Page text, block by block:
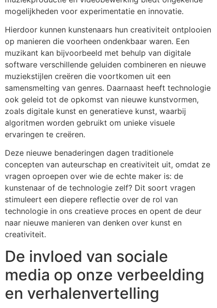
mogelijkheden voor experimentatie en innovatie.
Hierdoor kunnen kunstenaars hun creativiteit ontplooien
op manieren die voorheen ondenkbaar waren. Een
muzikant kan bijvoorbeeld met behulp van digitale
software verschillende geluiden combineren en nieuwe
muziekstijlen creëren die voortkomen uit een
samensmelting van genres. Daarnaast heeft technologie
ook geleid tot de opkomst van nieuwe kunstvormen,
zoals digitale kunst en generatieve kunst, waarbij
algoritmen worden gebruikt om unieke visuele
ervaringen te creëren.
Deze nieuwe benaderingen dagen traditionele
concepten van auteurschap en creativiteit uit, omdat ze
vragen oproepen over wie de echte maker is: de
kunstenaar of de technologie zelf? Dit soort vragen
stimuleert een diepere reflectie over de rol van
technologie in ons creatieve proces en opent de deur
naar nieuwe manieren van denken over kunst en
creativiteit.
De invloed van sociale
media op onze verbeelding
en verhalenvertelling